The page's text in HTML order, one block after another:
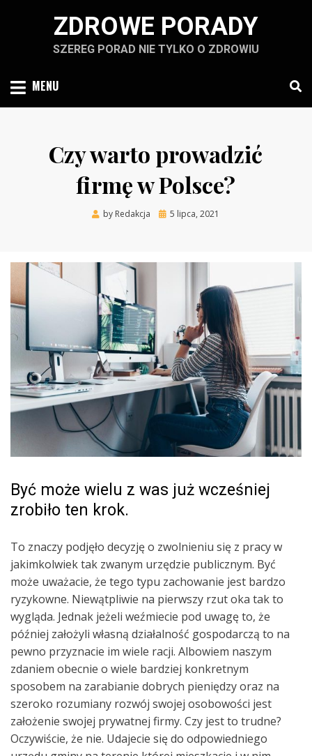
ZDROWE PORADY
SZEREG PORAD NIE TYLKO O ZDROWIU
MENU
Czy warto prowadzić
firmę w Polsce?
by Redakcja
Posted
5 lipca, 2021
Być może wielu z was już wcześniej
zrobiło ten krok.
To znaczy podjęło decyzję o zwolnieniu się z pracy w
jakimkolwiek tak zwanym urzędzie publicznym. Być
może uważacie, że tego typu zachowanie jest bardzo
ryzykowne. Niewątpliwie na pierwszy rzut oka tak to
wygląda. Jednak jeżeli weźmiecie pod uwagę to, że
później założyli własną działalność gospodarczą to na
pewno przyznacie im wiele racji. Albowiem naszym
zdaniem obecnie o wiele bardziej konkretnym
sposobem na zarabianie dobrych pieniędzy oraz na
szeroko rozumiany rozwój swojej osobowości jest
założenie swojej prywatnej firmy. Czy jest to trudne?
Oczywiście, że nie. Udajecie się do odpowiedniego